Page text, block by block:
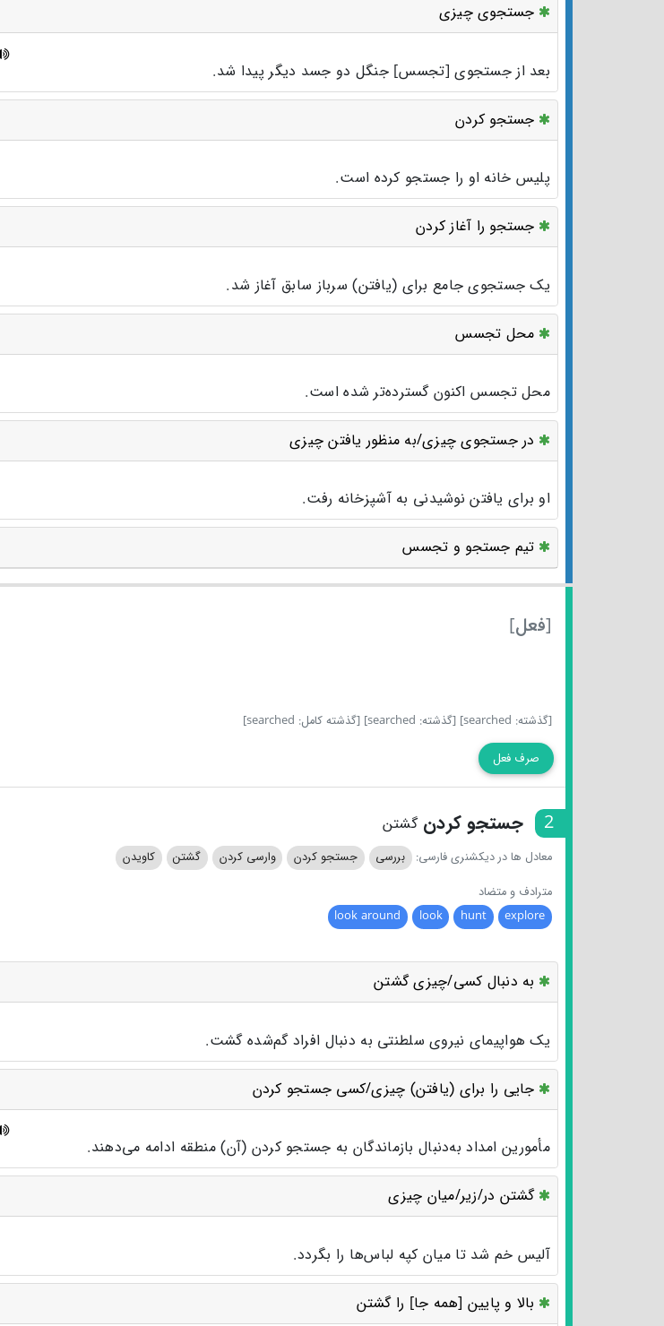
جستجوی چیزی
بعد از جستجوی [تجسس] جنگل دو جسد دیگر پیدا شد.
جستجو کردن
پلیس خانه او را جستجو کرده است.
جستجو را آغاز کردن
یک جستجوی جامع برای (یافتن) سرباز سابق آغاز شد.
محل تجسس
محل تجسس اکنون گسترده‌تر شده است.
در جستجوی چیزی/به منظور یافتن چیزی
او برای یافتن نوشیدنی به آشپزخانه رفت.
تیم جستجو و تجسس
[فعل]
[گذشته: searched]
[گذشته: searched] [گذشته کامل: searched]
صرف فعل
2 جستجو کردنگشتن
معادل ها در دیکشنری فارسی: بررسی جستجو کردن وارسی کردن گشتن
کاویدن
مترادف و متضاد
explore
hunt
look
look around
به دنبال کسی/چیزی گشتن
یک هواپیمای نیروی سلطنتی به دنبال افراد گم‌شده گشت.
جایی را برای (یافتن) چیزی/کسی جستجو کردن
مأمورین امداد به‌دنبال بازماندگان به جستجو کردن (آن) منطقه ادامه می‌دهند.
گشتن در/زیر/میان چیزی
آلیس خم شد تا میان کپه لباس‌ها را بگردد.
بالا و پایین [همه جا] را گشتن